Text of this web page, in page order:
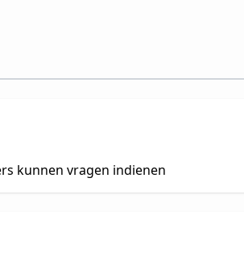
kunnen vragen indienen